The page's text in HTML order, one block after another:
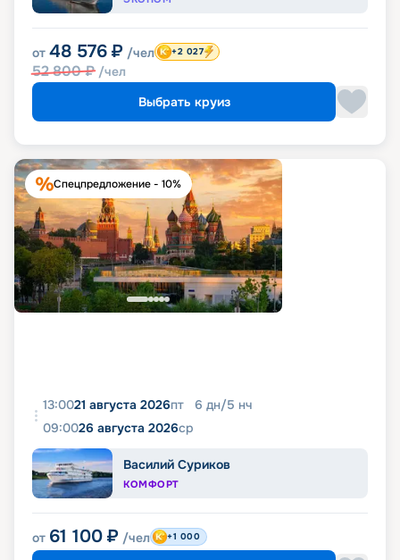
от 48 576 ₽ /чел
52 800₽ /чел
+2 027
Выбрать круиз
Спецпредложение - 10%
13:0021 августа 2026пт 6 дн/5 нч
09:0026 августа 2026ср
Василий Суриков
КОМФОРТ
от 61 100 ₽ /чел +1 000